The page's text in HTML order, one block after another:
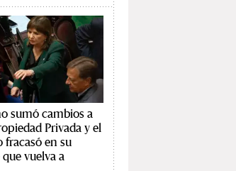
sumó cambios a
Privada y el
en su
vuelva a